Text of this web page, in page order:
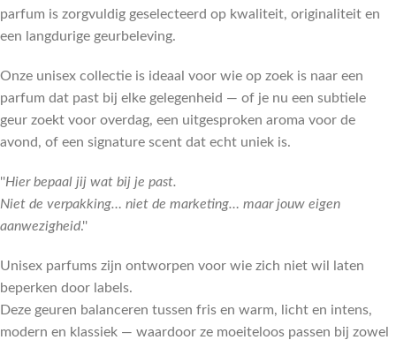
parfum is zorgvuldig geselecteerd op kwaliteit, originaliteit en
een langdurige geurbeleving.
Onze unisex collectie is ideaal voor wie op zoek is naar een
parfum dat past bij elke gelegenheid — of je nu een subtiele
geur zoekt voor overdag, een uitgesproken aroma voor de
avond, of een signature scent dat echt uniek is.
''Hier bepaal jij wat bij je past.
Niet de verpakking… niet de marketing… maar jouw eigen
aanwezigheid.''
Unisex parfums zijn ontworpen voor wie zich niet wil laten
beperken door labels.
Deze geuren balanceren tussen fris en warm, licht en intens,
modern en klassiek — waardoor ze moeiteloos passen bij zowel